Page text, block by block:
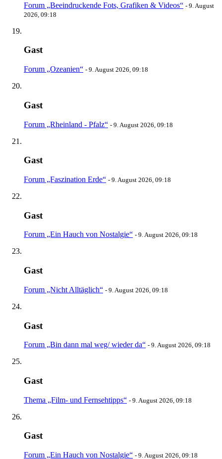
Forum „Beeindruckende Fots, Grafiken & Videos“ - 9. August
2026, 09:18
Gast
Forum „Ozeanien“ - 9. August 2026, 09:18
Gast
Forum „Rheinland - Pfalz“ - 9. August 2026, 09:18
Gast
Forum „Faszination Erde“ - 9. August 2026, 09:18
Gast
Forum „Ein Hauch von Nostalgie“ - 9. August 2026, 09:18
Gast
Forum „Nicht Alltäglich“ - 9. August 2026, 09:18
Gast
Forum „Bin dann mal weg/ wieder da“ - 9. August 2026, 09:18
Gast
Thema „Film- und Fernsehtipps“ - 9. August 2026, 09:18
Gast
Forum „Ein Hauch von Nostalgie“ - 9. August 2026, 09:18